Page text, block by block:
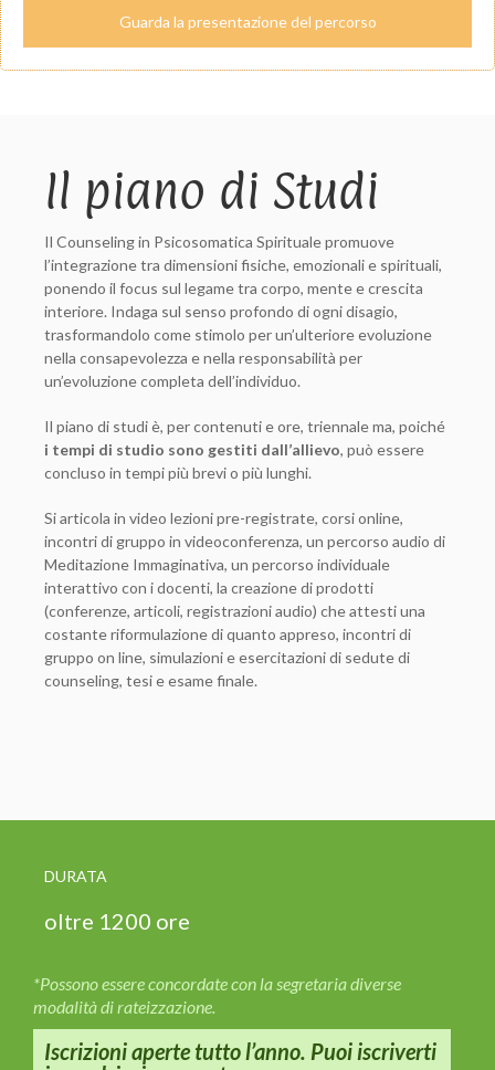
Guarda la presentazione del percorso
Il piano di Studi
Il Counseling in Psicosomatica Spirituale promuove
l’integrazione tra dimensioni fisiche, emozionali e spirituali,
ponendo il focus sul legame tra corpo, mente e crescita
interiore. Indaga sul senso profondo di ogni disagio,
trasformandolo come stimolo per un’ulteriore evoluzione
nella consapevolezza e nella responsabilità per
un’evoluzione completa dell’individuo.
Il piano di studi è, per contenuti e ore, triennale ma, poiché
i tempi di studio sono gestiti dall’allievo, può essere
concluso in tempi più brevi o più lunghi.
Si articola in video lezioni pre-registrate, corsi online,
incontri di gruppo in videoconferenza, un percorso audio di
Meditazione Immaginativa, un percorso individuale
interattivo con i docenti, la creazione di prodotti
(conferenze, articoli, registrazioni audio) che attesti una
costante riformulazione di quanto appreso, incontri di
gruppo on line, simulazioni e esercitazioni di sedute di
counseling, tesi e esame finale.
DURATA
oltre 1200 ore
*Possono essere concordate con la segretaria diverse
modalità di rateizzazione.
Iscrizioni aperte tutto l’anno. Puoi iscriverti